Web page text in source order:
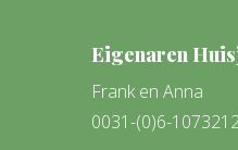
Eigenaren
Frank en Anna
0031-(0)6-